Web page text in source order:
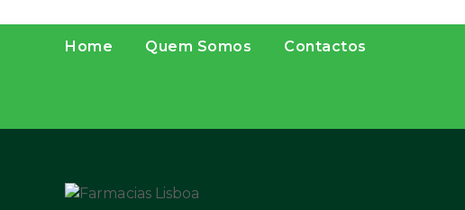
Home Quem Somos Contactos